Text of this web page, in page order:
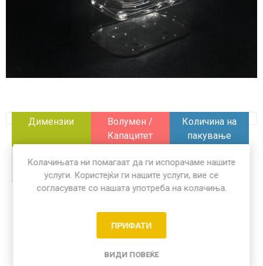
Димензии
Волумен /
Капацитет
Количина на
пакување
170 x 105 mm x 100 пар
Колачињата ни помагаат да ги испорачаме нашите
услуги. Користејќи ги нашите услуги, вие се
согласувате со нашата употреба на колачиња.
ПРИФАТИ
ВИДИ ПОВЕЌЕ